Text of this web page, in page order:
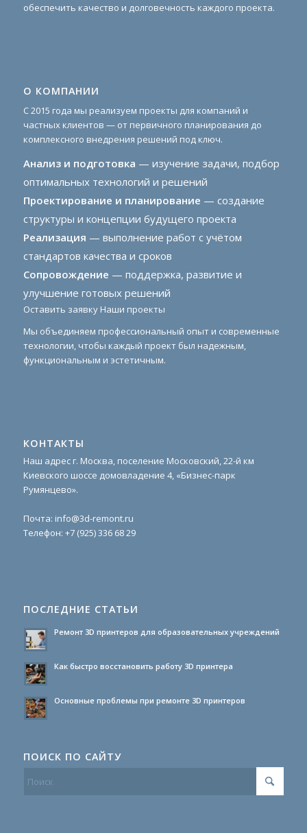
обеспечить качество и долговечность каждого проекта.
О КОМПАНИИ
С 2015 года мы реализуем проекты для компаний и
частных клиентов — от первичного планирования до
комплексного внедрения решений под ключ.
Анализ и подготовка — изучение задачи, подбор
оптимальных технологий и решений
Проектирование и планирование — создание
структуры и концепции будущего проекта
Реализация — выполнение работ с учётом
стандартов качества и сроков
Сопровождение — поддержка, развитие и
улучшение готовых решений
Оставить заявку Наши проекты
Мы объединяем профессиональный опыт и современные
технологии, чтобы каждый проект был надежным,
функциональным и эстетичным.
КОНТАКТЫ
Наш адрес г. Москва, поселение Московский, 22-й км
Киевского шоссе домовладение 4, «Бизнес-парк
Румянцево».
Почта: info@3d-remont.ru
Телефон: +7 (925) 336 68 29
ПОСЛЕДНИЕ СТАТЬИ
Ремонт 3D принтеров для образовательных учреждений
Как быстро восстановить работу 3D принтера
Основные проблемы при ремонте 3D принтеров
ПОИСК ПО САЙТУ